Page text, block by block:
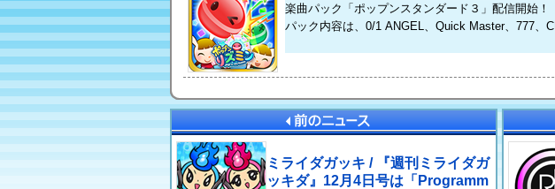
楽曲パック「ポップンスタンダード３」配信開始！
パック内容は、0/1 ANGEL、Quick Master、777、
ミライダガッキ / 『週刊ミライダガ
ッキダ』12月4日号は「Programm